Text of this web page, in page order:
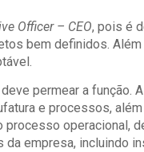
Officer – CEO, pois é
bem definidos.
permear a função.
e processos,
operacional,
empresa, incluindo